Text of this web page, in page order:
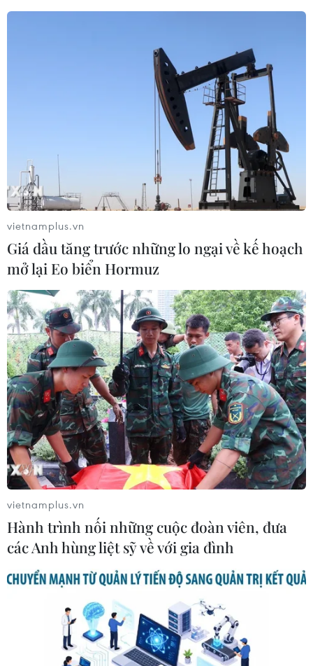
vietnamplus.vn
Giá dầu tăng trước những lo ngại về kế hoạch
mở lại Eo biển Hormuz
vietnamplus.vn
Hành trình nối những cuộc đoàn viên, đưa
các Anh hùng liệt sỹ về với gia đình